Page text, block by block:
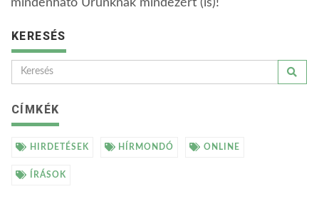
KERESÉS
CÍMKÉK
HIRDETÉSEK HÍRMONDÓ ONLINE
ÍRÁSOK